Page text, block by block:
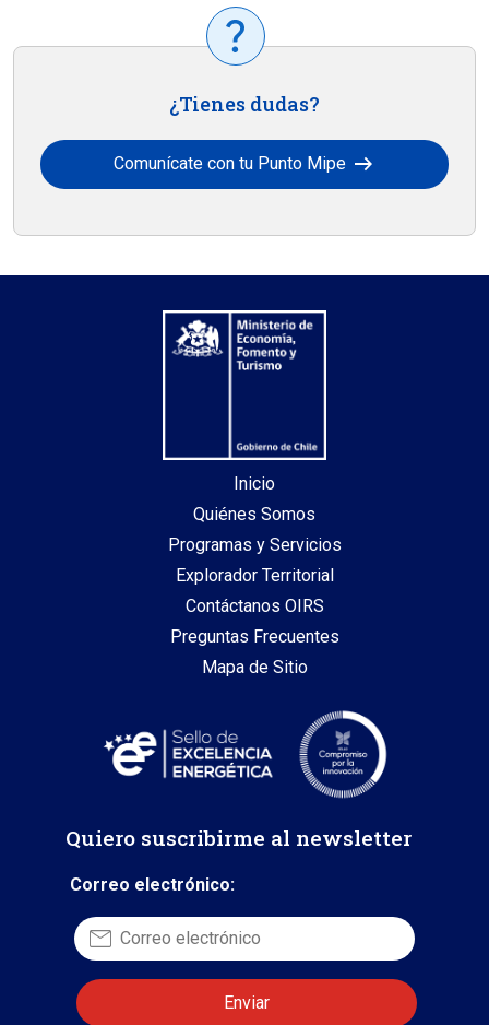
¿Tienes dudas?
Comunícate con tu Punto Mipe arrow_right_alt
Inicio
Quiénes Somos
Programas y Servicios
Explorador Territorial
Contáctanos OIRS
Preguntas Frecuentes
Mapa de Sitio
Quiero suscribirme al newsletter
Correo electrónico: